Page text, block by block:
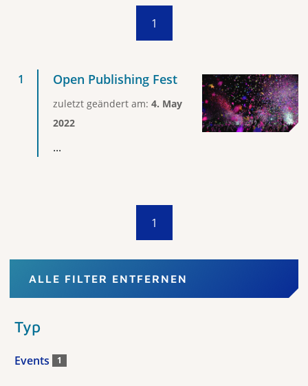
1
Open Publishing Fest
zuletzt geändert am: 4. May
2022
...
1
ALLE FILTER ENTFERNEN
Typ
Events 1